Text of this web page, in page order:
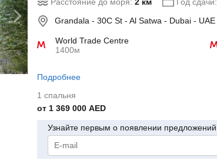
Grandala - 30С St - Al Satwa - Dubai - UAE
World Trade Centre
1400м
Подробнее
1 спальня
от 1 369 000 AED
Узнайте первым о появлении предложений